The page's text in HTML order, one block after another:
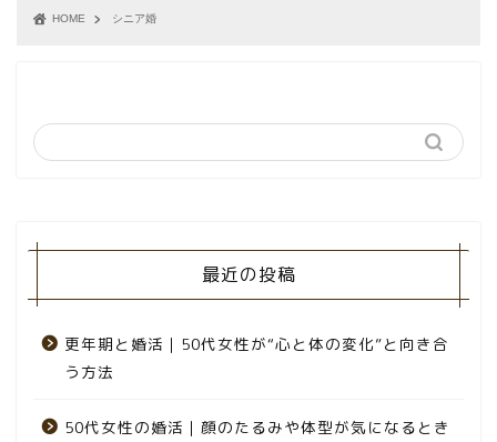
HOME シニア婚
最近の投稿
更年期と婚活｜50代女性が“心と体の変化”と向き合
う方法
50代女性の婚活｜顔のたるみや体型が気になるとき